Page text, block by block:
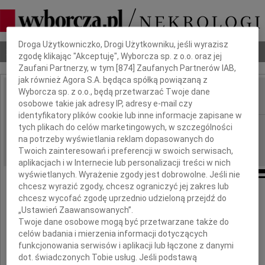
Nekrologi Odeszli Poradnik pogrzebowy
IMIĘ I NAZWISKO:
REGION: cała Polska
DATA EMISJI: 12.12.2009
Z wielkim żalem i smutkiem żegnam
Dbamy o Twoją prywatność
Droga Użytkowniczko, Drogi Użytkowniku, jeśli wyrazisz
zgodę klikając "Akceptuję", Wyborcza sp. z o.o. oraz jej
Zaufani Partnerzy, w tym [874 ] Zaufanych Partnerów IAB,
jak również Agora S.A. będąca spółką powiązaną z
Wyborcza sp. z o.o., będą przetwarzać Twoje dane
osobowe takie jak adresy IP, adresy e-mail czy
identyfikatory plików cookie lub inne informacje zapisane w
tych plikach do celów marketingowych, w szczególności
na potrzeby wyświetlania reklam dopasowanych do
Twoich zainteresowań i preferencji w swoich serwisach,
aplikacjach i w Internecie lub personalizacji treści w nich
wyświetlanych. Wyrażenie zgody jest dobrowolne. Jeśli nie
chcesz wyrazić zgody, chcesz ograniczyć jej zakres lub
chcesz wycofać zgodę uprzednio udzieloną przejdź do
„Ustawień Zaawansowanych”.
Twoje dane osobowe mogą być przetwarzane także do
celów badania i mierzenia informacji dotyczących
funkcjonowania serwisów i aplikacji lub łączone z danymi
dot. świadczonych Tobie usług. Jeśli podstawą